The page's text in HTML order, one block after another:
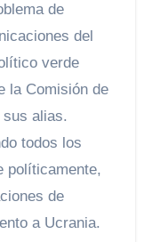
de
del
verde
la Comisión de
sus alias.
todos los
políticamente,
de
a Ucrania.